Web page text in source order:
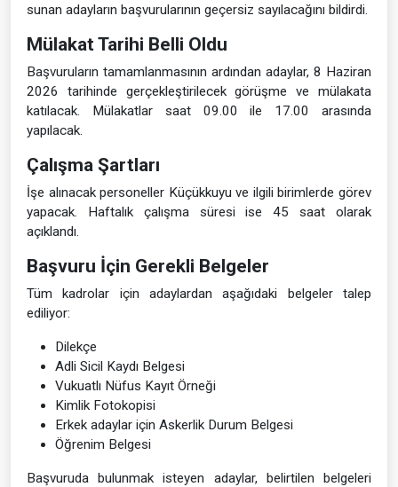
sunan adayların başvurularının geçersiz sayılacağını bildirdi.
Mülakat Tarihi Belli Oldu
Başvuruların tamamlanmasının ardından adaylar, 8 Haziran
2026 tarihinde gerçekleştirilecek görüşme ve mülakata
katılacak. Mülakatlar saat 09.00 ile 17.00 arasında
yapılacak.
Çalışma Şartları
İşe alınacak personeller Küçükkuyu ve ilgili birimlerde görev
yapacak. Haftalık çalışma süresi ise 45 saat olarak
açıklandı.
Başvuru İçin Gerekli Belgeler
Tüm kadrolar için adaylardan aşağıdaki belgeler talep
ediliyor:
Dilekçe
Adli Sicil Kaydı Belgesi
Vukuatlı Nüfus Kayıt Örneği
Kimlik Fotokopisi
Erkek adaylar için Askerlik Durum Belgesi
Öğrenim Belgesi
Başvuruda bulunmak isteyen adaylar, belirtilen belgeleri